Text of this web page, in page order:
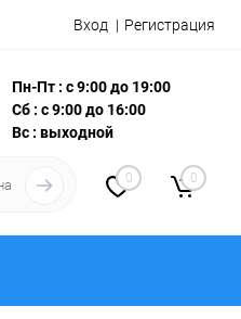
Вход Регистрация
Пн-Пт : с 9:00 до 19:00
Сб : с 9:00 до 16:00
Вс : выходной
0 0